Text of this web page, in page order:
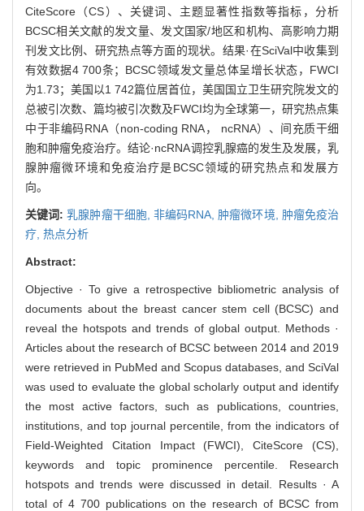
CiteScore（CS）、关键词、主题显著性指数等指标，分析
BCSC相关文献的发文量、发文国家/地区和机构、高影响力期
刊发文比例、研究热点等方面的现状。结果·在SciVal中收集到
有效数据4 700条；BCSC领域发文量总体呈增长状态，FWCI
为1.73；美国以1 742篇位居首位，美国国立卫生研究院发文的
总被引次数、篇均被引次数及FWCI均为全球第一，研究热点集
中于非编码RNA（non-coding RNA， ncRNA）、间充质干细
胞和肿瘤免疫治疗。结论·ncRNA调控乳腺癌的发生及发展，乳
腺肿瘤微环境和免疫治疗是BCSC领域的研究热点和发展方
向。
关键词:乳腺肿瘤干细胞, 非编码RNA, 肿瘤微环境, 肿瘤免疫治
疗, 热点分析
Abstract:
Objective · To give a retrospective bibliometric analysis of
documents about the breast cancer stem cell (BCSC) and
reveal the hotspots and trends of global output. Methods ·
Articles about the research of BCSC between 2014 and 2019
were retrieved in PubMed and Scopus databases, and SciVal
was used to evaluate the global scholarly output and identify
the most active factors, such as publications, countries,
institutions, and top journal percentile, from the indicators of
Field-Weighted Citation Impact (FWCI), CiteScore (CS),
keywords and topic prominence percentile. Research
hotspots and trends were discussed in detail. Results · A
total of 4 700 publications on the research of BCSC from